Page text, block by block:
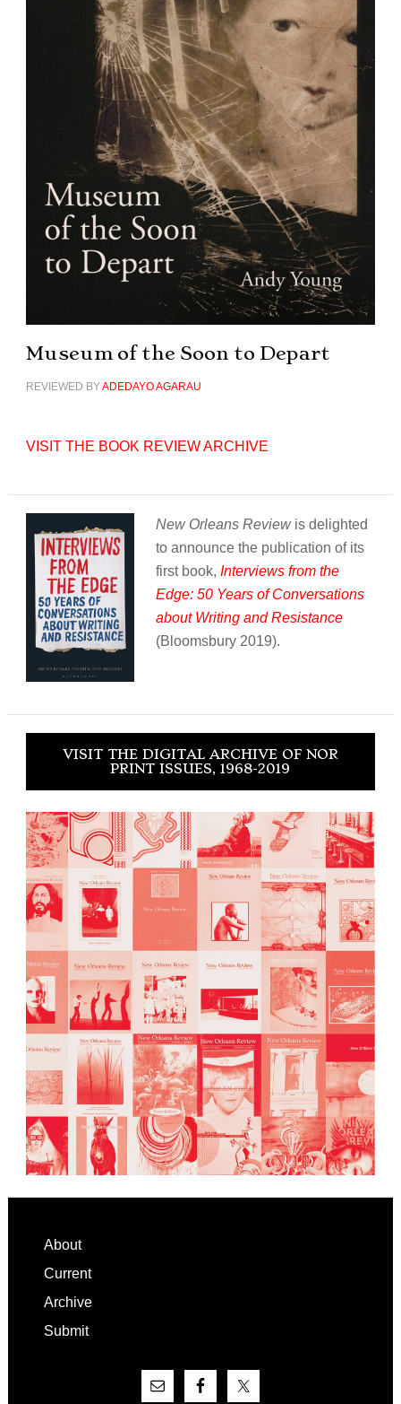
Museum of the Soon to Depart
REVIEWED BYADEDAYO AGARAU
VISIT THE BOOK REVIEW ARCHIVE
New Orleans Reviewis delighted
to announce the publication of its
first book, Interviews from the
Edge: 50 Years of Conversations
about Writing and Resistance
(Bloomsbury 2019).
VISIT THE DIGITAL ARCHIVE OF NOR
PRINT ISSUES, 1968-2019
Footer
About
Current
Archive
Submit